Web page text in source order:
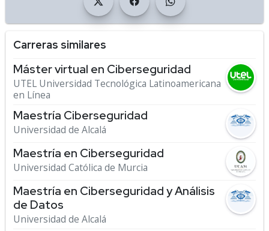
Carreras similares
Máster virtual en Ciberseguridad
UTEL Universidad Tecnológica Latinoamericana
en Línea
Maestría Ciberseguridad
Universidad de Alcalá
Maestría en Ciberseguridad
Universidad Católica de Murcia
Maestría en Ciberseguridad y Análisis
de Datos
Universidad de Alcalá